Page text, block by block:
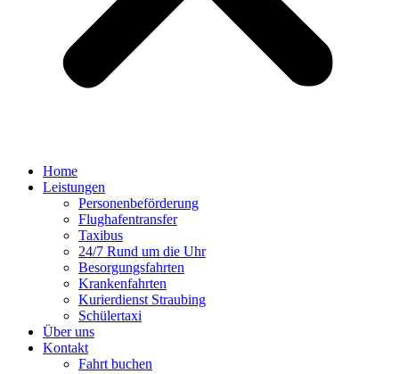
Home
Leistungen
Personenbeförderung
Flughafentransfer
Taxibus
24/7 Rund um die Uhr
Besorgungsfahrten
Krankenfahrten
Kurierdienst Straubing
Schülertaxi
Über uns
Kontakt
Fahrt buchen